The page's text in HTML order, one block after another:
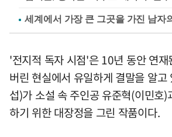
'전지적 독자 시점'은 10년 동안 연재
버린 현실에서 유일하게 결말을 알고
섭)가 소설 속 주인공 유준혁(이민호)
하기 위한 대장정을 그린 작품이다.